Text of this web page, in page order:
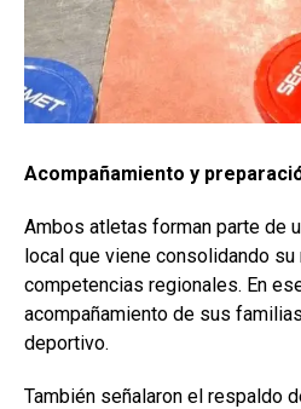
Acompañamiento y
Ambos atletas forman parte de
local que viene consolidando
competencias regionales. En
acompañamiento de sus
deportivo.
También señalaron el respaldo